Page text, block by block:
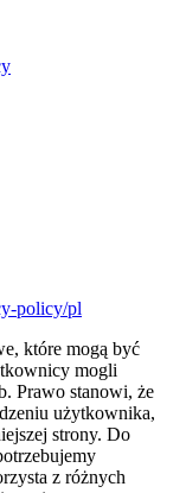
policy/pl
które mogą być
mogli
Prawo stanowi, że
użytkownika,
strony. Do
z różnych